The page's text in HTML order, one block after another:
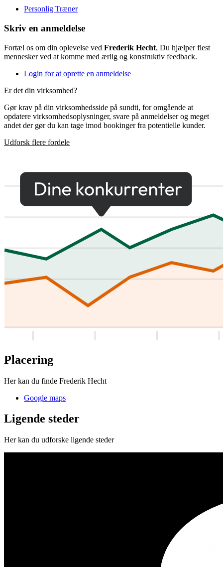
Personlig Træner
Skriv en anmeldelse
Fortæl os om din oplevelse ved Frederik Hecht, Du hjælper flest
mennesker ved at komme med ærlig og konstruktiv feedback.
Login for at oprette en anmeldelse
Er det din virksomhed?
Gør krav på din virksomhedsside på sundti, for omgående at
opdatere virksomhedsoplysninger, svare på anmeldelser og meget
andet der gør du kan tage imod bookinger fra potentielle kunder.
Udforsk flere fordele
Placering
Her kan du finde Frederik Hecht
Google maps
Ligende steder
Her kan du udforske ligende steder